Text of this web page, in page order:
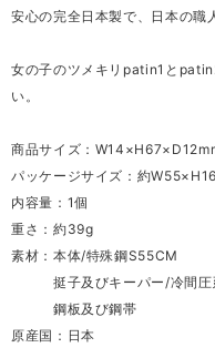
安心の完全日本製で、日本の職
女の子のツメキリpatin1と
い。
商品サイズ：
パッケージサイズ：約
内容量：1個
重さ：約39g
素材：本体/特殊鋼S55CM
挺子及びキーパー/冷間圧
鋼板及び鋼帯
原産国：日本